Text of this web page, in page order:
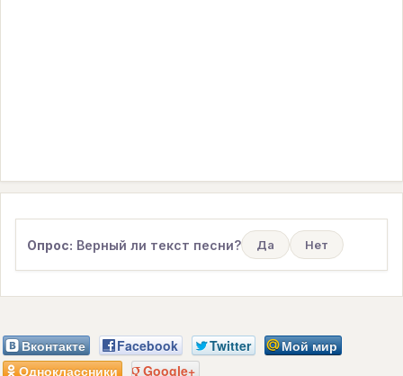
Опрос: Верный ли текст песни? Да Нет
Вконтакте Facebook Twitter
Мой мир
Одноклассники
Google+